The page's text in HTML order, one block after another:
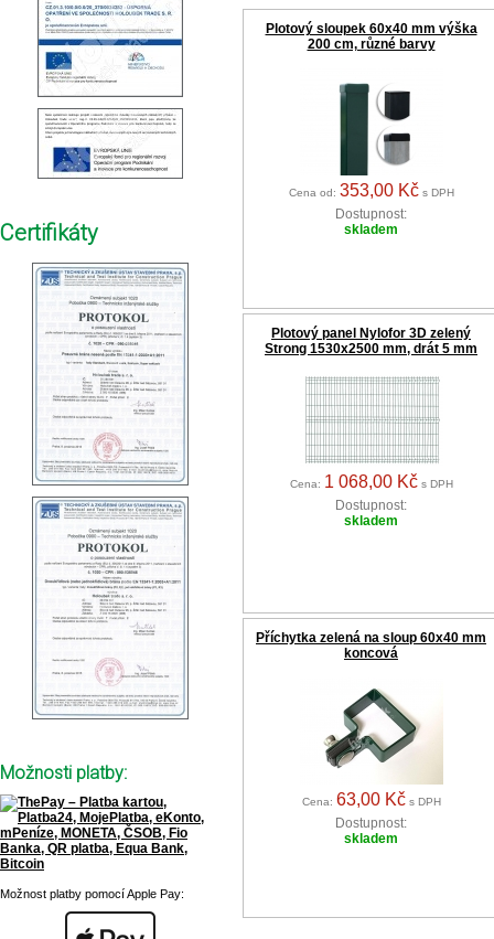
Plotový sloupek 60x40 mm výška
200 cm, různé barvy
Cena od: 353,00 Kčs DPH
Dostupnost:
skladem
Plotový panel Nylofor 3D zelený
Strong 1530x2500 mm, drát 5 mm
Cena: 1 068,00 Kčs DPH
Dostupnost:
skladem
Příchytka zelená na sloup 60x40 mm
koncová
Cena: 63,00 Kčs DPH
Dostupnost:
skladem
Certifikáty
Možnosti platby:
Možnost platby pomocí Apple Pay: